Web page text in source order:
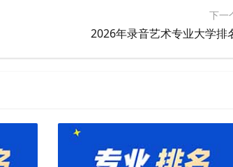
下一
2026年录音艺术专业大学排